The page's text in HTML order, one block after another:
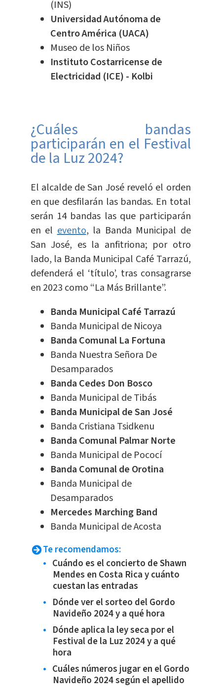
(INS)
Universidad Autónoma de
Centro América (UACA)
Museo de los Niños
Instituto Costarricense de
Electricidad (ICE) - Kolbi
¿Cuáles bandas
participarán en el Festival
de la Luz 2024?
El alcalde de San José reveló el orden
en que desfilarán las bandas. En total
serán 14 bandas las que participarán
en elevento, la Banda Municipal de
San José, es la anfitriona; por otro
lado, la Banda Municipal Café Tarrazú,
defenderá el ‘título’, tras consagrarse
en 2023 como “La Más Brillante”.
Banda Municipal Café Tarrazú
Banda Municipal de Nicoya
Banda Comunal La Fortuna
Banda Nuestra Señora De
Desamparados
Banda Cedes Don Bosco
Banda Municipal de Tibás
Banda Municipal de San José
Banda Cristiana Tsidkenu
Banda Comunal Palmar Norte
Banda Municipal de Pococí
Banda Comunal de Orotina
Banda Municipal de
Desamparados
Mercedes Marching Band
Banda Municipal de Acosta
Te recomendamos:
Cuándo es el concierto de Shawn
Mendes en Costa Rica y cuánto
cuestan las entradas
Dónde ver el sorteo del Gordo
Navideño 2024 y a qué hora
Dónde aplica la ley seca por el
Festival de la Luz 2024 y a qué
hora
Cuáles números jugar en el Gordo
Navideño 2024 según el apellido